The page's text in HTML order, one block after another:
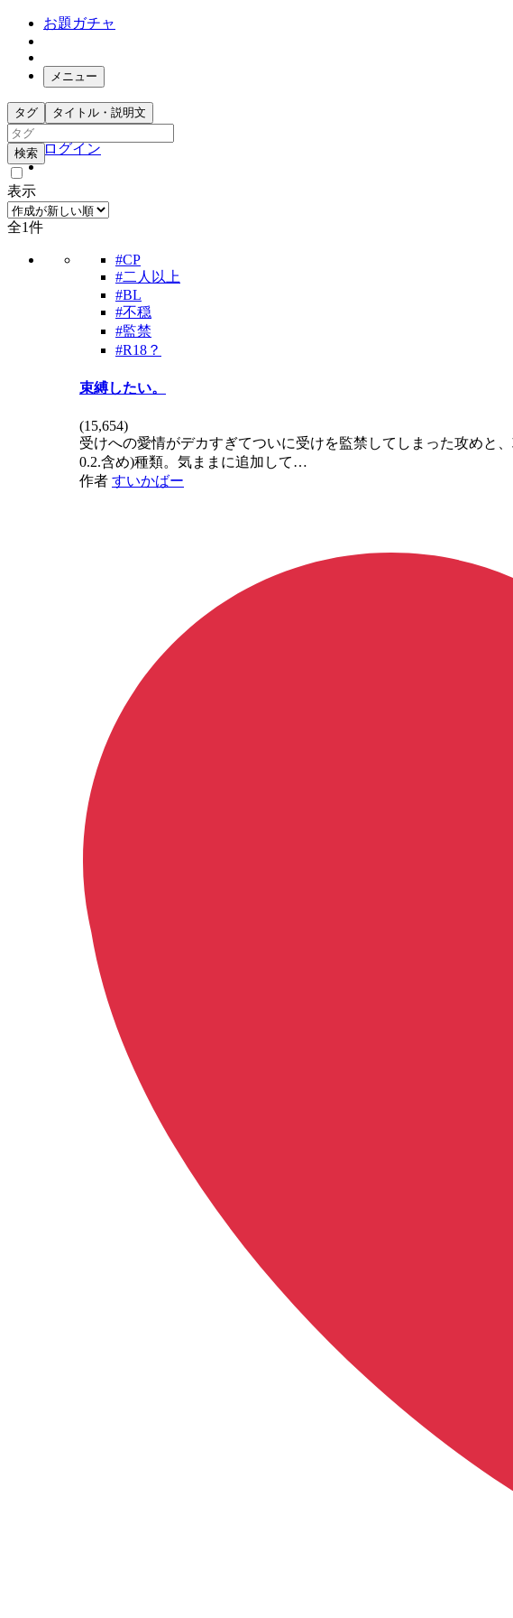
お題ガチャ
メニュー
お題箱
ガチャ検索
ログイン
タグ タイトル・説明文
検索
表示
全1件
#CP
#二人以上
#BL
#不穏
#監禁
#R18？
束縛したい。
(15,654)
受けへの愛情がデカすぎてついに受けを監禁してしまった攻めと
0.2.含め)種類。気ままに追加して…
作者 すいかばー